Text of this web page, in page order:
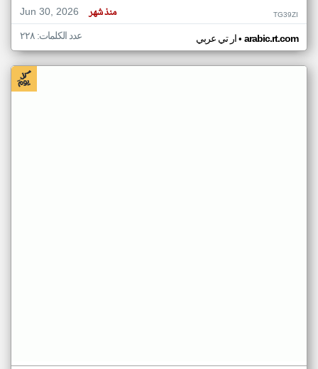
Jun 30, 2026
منذ شهر TG39ZI
ار تي عربي• arabic.rt.com عدد الكلمات: ٢٢٨